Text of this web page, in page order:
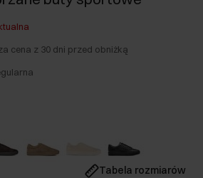
cena z 30 dni przed obniżką
Tabela rozmiarów